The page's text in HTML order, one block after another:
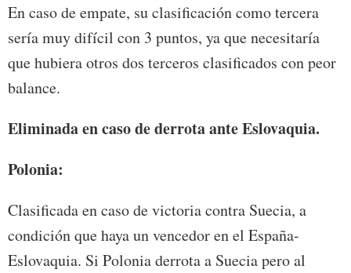
En caso de empate, su clasificación como tercera
sería muy difícil con 3 puntos, ya que necesitaría
que hubiera otros dos terceros clasificados con peor
balance.
Eliminada en caso de derrota ante Eslovaquia.
Polonia:
Clasificada en caso de victoria contra Suecia, a
condición que haya un vencedor en el España-
Eslovaquia. Si Polonia derrota a Suecia pero al